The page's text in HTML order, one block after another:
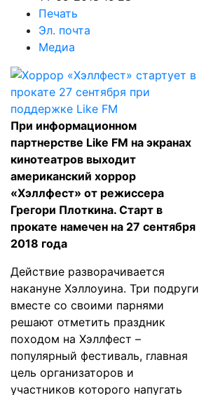
Печать
Эл. почта
Медиа
При информационном
партнерстве Like FM на экранах
кинотеатров выходит
американский хоррор
«Хэллфест» от режиссера
Грегори Плоткина. Старт в
прокате намечен на 27 сентября
2018 года
Действие разворачивается
накануне Хэллоуина. Три подруги
вместе со своими парнями
решают отметить праздник
походом на Хэллфест –
популярный фестиваль, главная
цель организаторов и
участников которого напугать